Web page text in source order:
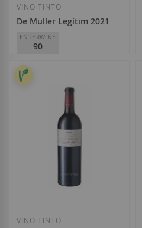
VINO TINTO
De Muller Legítim 2021
ENTERWINE
90
De Muller
D.O.
VINO TINTO